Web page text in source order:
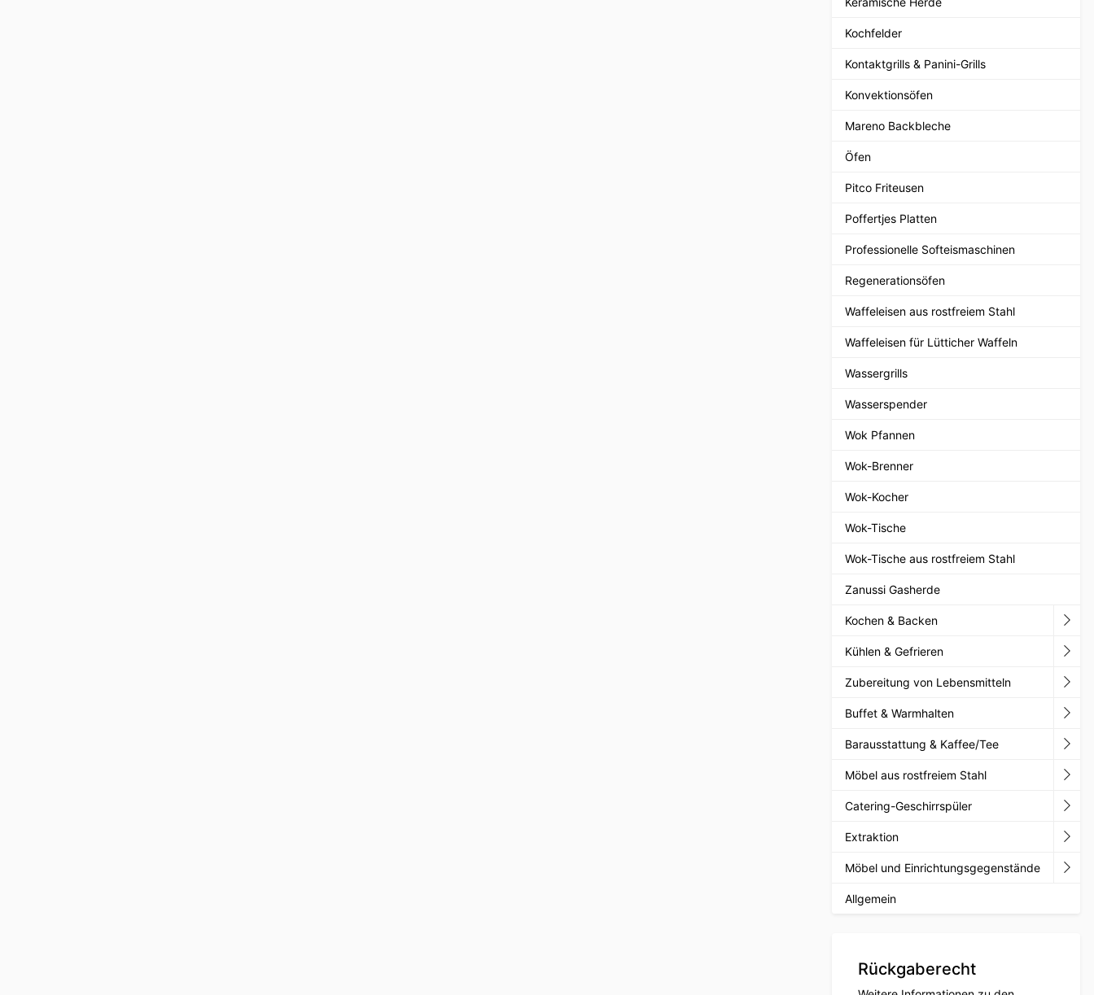
Kochfelder
Kontaktgrills & Panini-Grills
Konvektionsöfen
Mareno Backbleche
Öfen
Pitco Friteusen
Poffertjes Platten
Professionelle Softeismaschinen
Regenerationsöfen
Waffeleisen aus rostfreiem Stahl
Waffeleisen für Lütticher Waffeln
Wassergrills
Wasserspender
Wok Pfannen
Wok-Brenner
Wok-Kocher
Wok-Tische
Wok-Tische aus rostfreiem Stahl
Zanussi Gasherde
Kochen & Backen
Kühlen & Gefrieren
Zubereitung von Lebensmitteln
Buffet & Warmhalten
Barausstattung & Kaffee/Tee
Möbel aus rostfreiem Stahl
Catering-Geschirrspüler
Extraktion
Möbel und Einrichtungsgegenstände
Allgemein
Rückgaberecht